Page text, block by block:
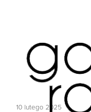
10 lutego 2025